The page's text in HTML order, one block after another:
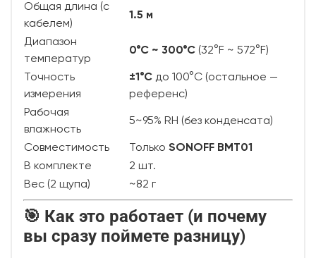
Общая длина (с
кабелем)
1.5 м
Диапазон
температур
0°C ~ 300°C (32°F ~ 572°F)
Точность
измерения
±1°C до 100°C (остальное —
референс)
Рабочая
влажность
5~95% RH (без конденсата)
Совместимость Только SONOFF BMT01
В комплекте
2 шт.
Вес (2 щупа)
~82 г
🎯 Как это работает (и почему
вы сразу поймете разницу)